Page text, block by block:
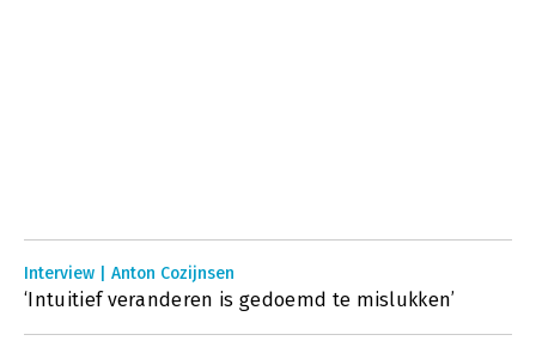
Interview | Anton Cozijnsen
‘Intuitief veranderen is gedoemd te mislukken’